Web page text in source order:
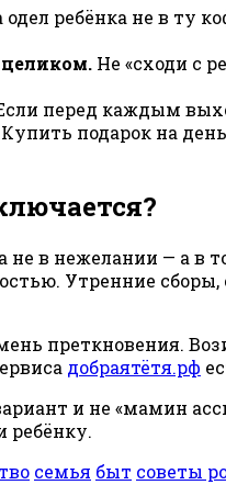
одел ребёнка не в ту
Не «сходи с
перед каждым
Купить подарок на
в нежелании — а в
Утренние
преткновения.
добраятётя.рф
и не «мамин
ребёнку.
семья быт советы